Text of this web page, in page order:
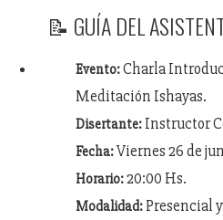
📝 GUÍA DEL
Evento:Charla
Meditación Ishayas.
Disertante:Instructor
Fecha:Viernes 26 de
Horario:20:00 Hs.
Modalidad:Presencial